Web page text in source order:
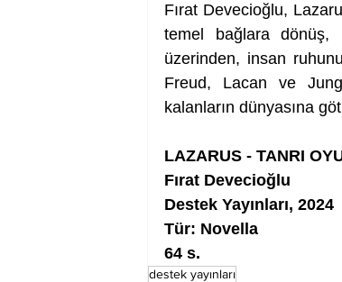
Fırat Devecioğlu,
temel bağlara dönüş,
üzerinden, insan
Freud, Lacan ve
kalanların dünyasına
LAZARUS - TANRI
Fırat Devecioğlu
Destek Yayınları, 2024
Tür: Novella
64 s.
destek yayınları